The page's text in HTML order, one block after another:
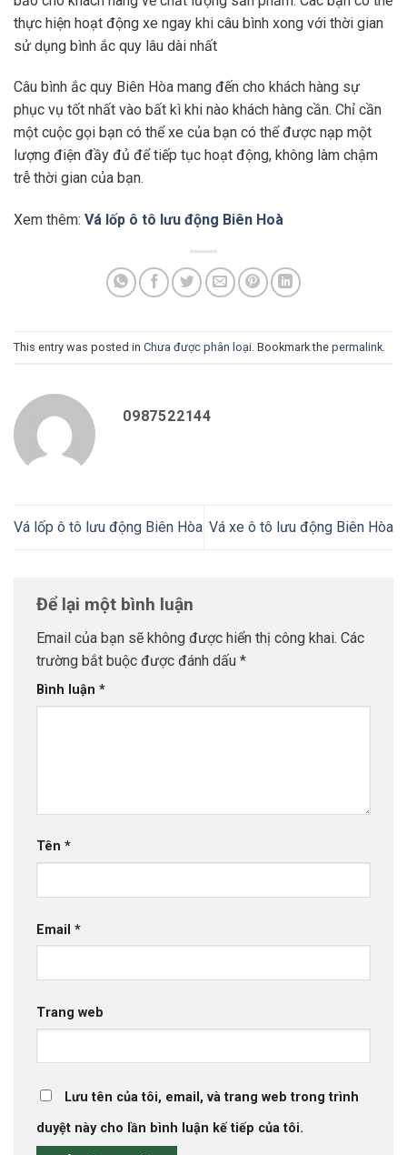
thực hiện hoạt động xe ngay khi câu bình xong với thời gian
sử dụng bình ắc quy lâu dài nhất
Câu bình ắc quy Biên Hòa mang đến cho khách hàng sự
phục vụ tốt nhất vào bất kì khi nào khách hàng cần. Chỉ cần
một cuộc gọi bạn có thể xe của bạn có thể được nạp một
lượng điện đầy đủ để tiếp tục hoạt động, không làm chậm
trễ thời gian của bạn.
Xem thêm: Vá lốp ô tô lưu động Biên Hoà
This entry was posted in Chưa được phân loại . Bookmark the permalink
0987522144
Vá lốp ô tô lưu động Biên Hòa Vá xe ô tô lưu động Biên Hòa
Để lại một bình luận
Email của bạn sẽ không được hiển thị công khai. Các
trường bắt buộc được đánh dấu *
Bình luận *
Tên *
Email *
Trang web
Lưu tên của tôi, email, và trang web trong trình
duyệt này cho lần bình luận kế tiếp của tôi.